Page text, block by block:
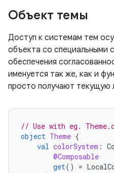
Объект темы
Доступ к системам тем
объекта со специальными
обеспечения
именуется так же, как и
просто получают текущую
// Use with eg.
object Theme {
val colorSystem :
@Composable
get() =